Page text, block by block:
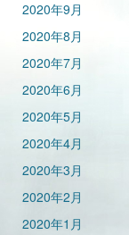
2020年9月
2020年8月
2020年7月
2020年6月
2020年5月
2020年4月
2020年3月
2020年2月
2020年1月